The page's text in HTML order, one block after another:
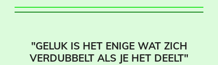
"GELUK IS HET ENIGE WAT ZICH
VERDUBBELT ALS JE HET DEELT"